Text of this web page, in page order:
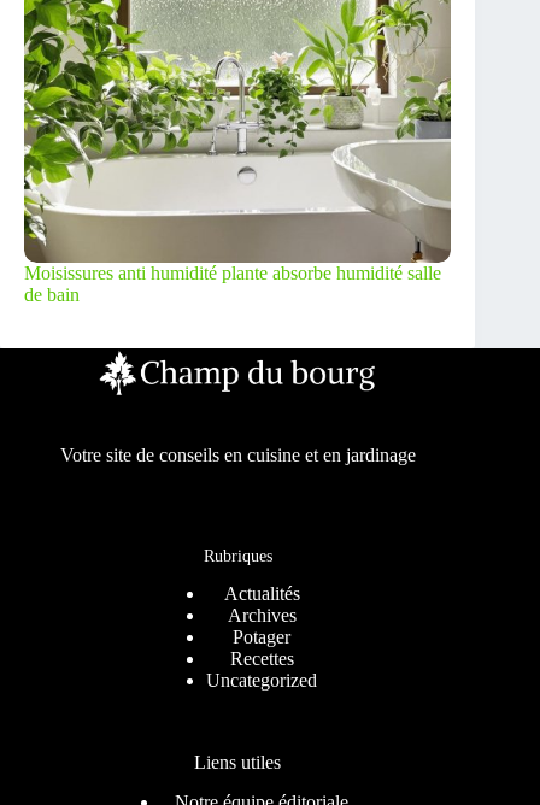
Moisissures anti humidité plante absorbe humidité salle
de bain
Votre site de conseils en cuisine et en jardinage
Rubriques
Actualités
Archives
Potager
Recettes
Uncategorized
Liens utiles